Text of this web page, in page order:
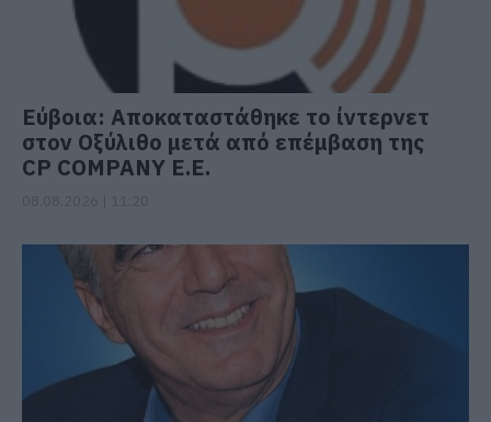
Εύβοια: Αποκαταστάθηκε το ίντερνετ
στον Οξύλιθο μετά από επέμβαση της
CP COMPANY Ε.Ε.